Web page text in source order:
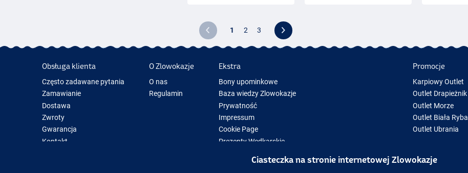
1 2 3
Obsługa klienta
Często zadawane pytania
Zamawianie
Dostawa
Zwroty
Gwarancja
Kontakt
O Zlowokazje
O nas
Regulamin
Ekstra
Bony upominkowe
Baza wiedzy Zlowokazje
Prywatność
Impressum
Cookie Page
Prezenty Wędkarskie
Sprzęt wędkarski chwilowo niedostępny w magazynie
Promocje
Karpiowy Outlet
Outlet Drapieżnik
Outlet Morze
Outlet Biała Ryba
Outlet Ubrania
Ciasteczka na stronie internetowej Zlowokazje